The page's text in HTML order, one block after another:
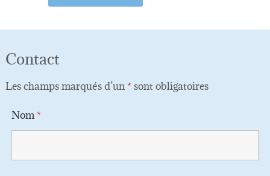
Contact
Les champs marqués d’un * sont obligatoires
Nom*